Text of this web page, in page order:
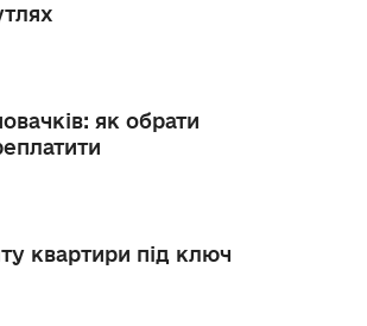
як обрати
квартири під ключ